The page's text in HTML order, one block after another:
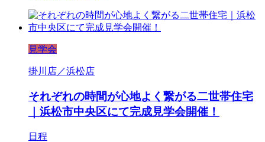
見学会
掛川店／浜松店
それぞれの時間が心地よく繋がる二世帯住宅
｜浜松市中央区にて完成見学会開催！
日程